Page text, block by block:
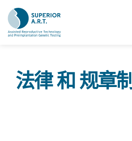
content法律 和 规章